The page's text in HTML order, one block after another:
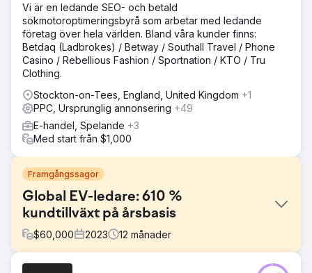
Vi är en ledande SEO- och betald
sökmotoroptimeringsbyrå som arbetar med ledande
företag över hela världen. Bland våra kunder finns:
Betdaq (Ladbrokes) / Betway / Southall Travel / Phone
Casino / Rebellious Fashion / Sportnation / KTO / Tru
Clothing.
Stockton-on-Tees, England, United Kingdom +1
PPC, Ursprunglig annonsering +49
E-handel, Spelande +3
Med start från $1,000
Framgångssagor
Global EV-ledare: 610 %
kundtillväxt på årsbasis
$60,000 2023 12 månader